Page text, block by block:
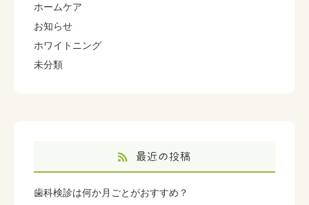
ホームケア
お知らせ
ホワイトニング
未分類
最近の投稿
歯科検診は何か月ごとがおすすめ？